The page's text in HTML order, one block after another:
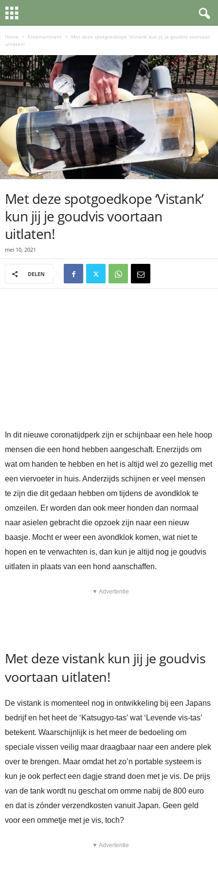
Home Entertainment
Met deze spotgoedkope ‘Vistank’ kun jij je goudvis voortaan
uitlaten!
Met deze spotgoedkope ‘Vistank’
kun jij je goudvis voortaan
uitlaten!
mei 10, 2021
DELEN
In dit nieuwe coronatijdperk zijn er schijnbaar een hele hoop
mensen die een hond hebben aangeschaft. Enerzijds om
wat om handen te hebben en het is altijd wel zo gezellig met
een viervoeter in huis. Anderzijds schijnen er veel mensen
te zijn die dit gedaan hebben om tijdens de avondklok te
omzeilen. Er worden dan ook meer honden dan normaal
naar asielen gebracht die opzoek zijn naar een nieuw
baasje. Mocht er weer een avondklok komen, wat niet te
hopen en te verwachten is, dan kun je altijd nog je goudvis
uitlaten in plaats van een hond aanschaffen.
▼ Advertentie
Met deze vistank kun jij je goudvis
voortaan uitlaten!
De vistank is momenteel nog in ontwikkeling bij een Japans
bedrijf en het heet de ‘Katsugyo-tas’ wat ‘Levende vis-tas’
betekent. Waarschijnlijk is het meer de bedoeling om
speciale vissen veilig maar draagbaar naar een andere plek
over te brengen. Maar omdat het zo’n portable systeem is
kun je ook perfect een dagje strand doen met je vis. De prijs
van de tank wordt nu geschat om omme nabij de 800 euro
en dat is zónder verzendkosten vanuit Japan. Geen geld
voor een ommetje met je vis, toch?
▼ Advertentie